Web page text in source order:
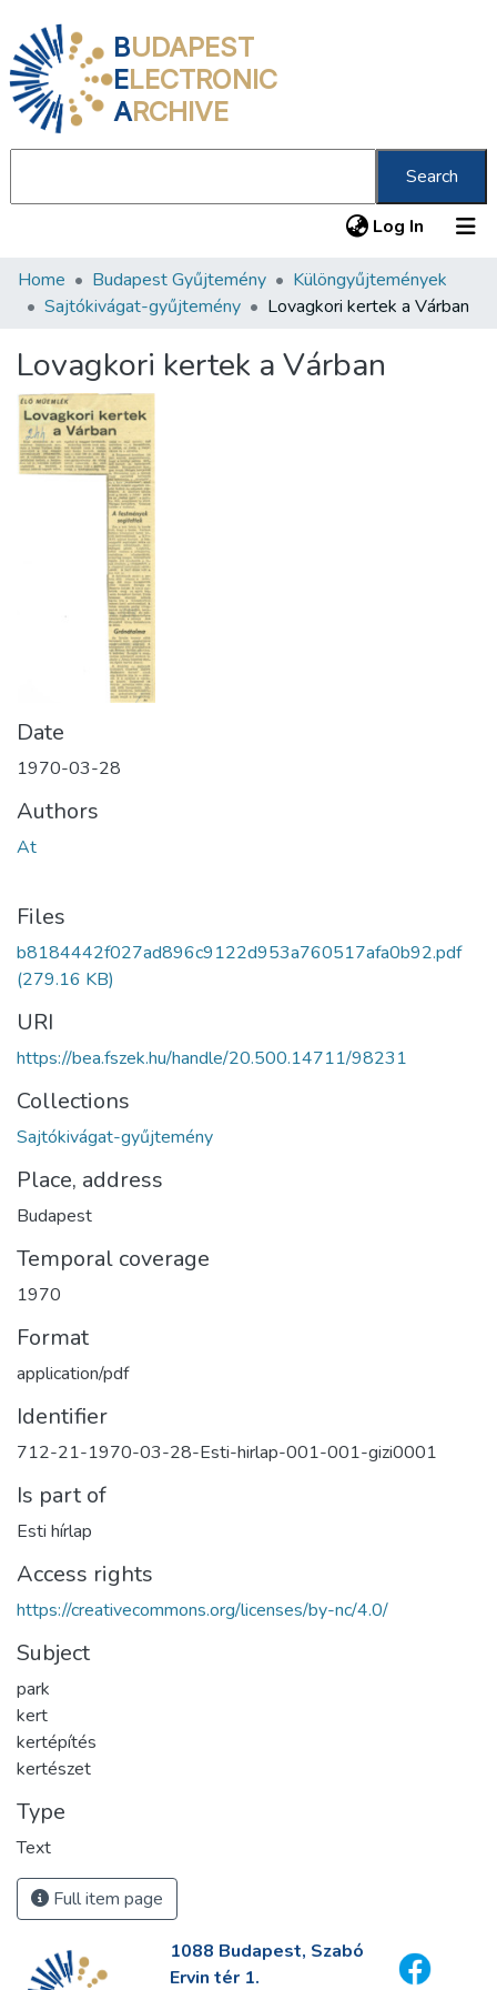
BUDAPEST
ELECTRONIC
ARCHIVE
Search
Log In (current)
Communities & Collections
Statistics
About us
Home Budapest Gyűjtemény
Különgyűjtemények
Sajtókivágat-gyűjtemény
Lovagkori kertek a Várban
Lovagkori kertek a Várban
Date
1970-03-28
Authors
At
Files
b8184442f027ad896c9122d953a760517afa0b92.pdf
(279.16 KB)
URI
https://bea.fszek.hu/handle/20.500.14711/98231
Collections
Sajtókivágat-gyűjtemény
Place, address
Budapest
Temporal coverage
1970
Format
application/pdf
Identifier
712-21-1970-03-28-Esti-hirlap-001-001-gizi0001
Is part of
Esti hírlap
Access rights
https://creativecommons.org/licenses/by-nc/4.0/
Subject
park
kert
kertépítés
kertészet
Type
Text
Full item page
1088 Budapest, Szabó
Ervin tér 1.